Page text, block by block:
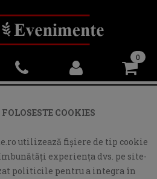
0
COOKIES
utilizează fişiere de tip cookie
experiența dvs. pe site-
politicile pentru a integra în